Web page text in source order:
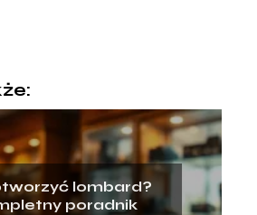
lombard?
poradnik